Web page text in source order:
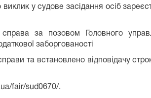
у судове засідання осіб
справа за позовом Головного
заборгованості
та встановлено відповідачу
fair/sud0670/.